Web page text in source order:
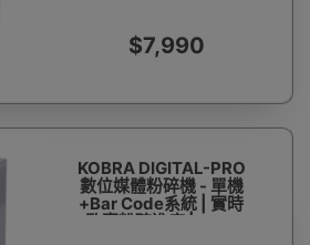
港行貨 一年保養
$7,990
KOBRA DIGITAL-PRO
數位媒體粉碎機 - 單機
+Bar Code系統 | 實時
監察粉碎進度 | 4*15